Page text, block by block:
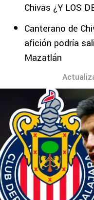
Chivas ¿Y LOS
Canterano de
afición podría
Mazatlán